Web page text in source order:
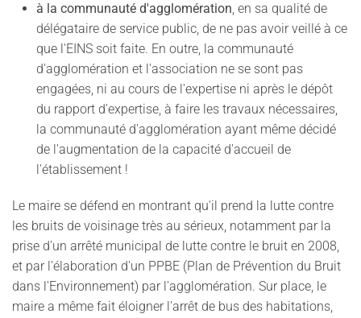
à la communauté d'agglomération, en sa qualité de
délégataire de service public, de ne pas avoir veillé à ce
que l'EINS soit faite. En outre, la communauté
d'agglomération et l'association ne se sont pas
engagées, ni au cours de l'expertise ni après le dépôt
du rapport d'expertise, à faire les travaux nécessaires,
la communauté d'agglomération ayant même décidé
de l'augmentation de la capacité d'accueil de
l'établissement !
Le maire se défend en montrant qu'il prend la lutte contre
les bruits de voisinage très au sérieux, notamment par la
prise d'un arrêté municipal de lutte contre le bruit en 2008,
et par l'élaboration d'un PPBE (Plan de Prévention du Bruit
dans l'Environnement) par l'agglomération. Sur place, le
maire a même fait éloigner l'arrêt de bus des habitations,